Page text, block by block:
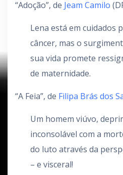
“Adoção”, de Jeam Camilo
Lena está em cuidados
câncer, mas o
sua vida promete
de maternidade.
“A Feia”, de Filipa Brás dos
Um homem viúvo,
inconsolável com a
do luto através da
– e visceral!